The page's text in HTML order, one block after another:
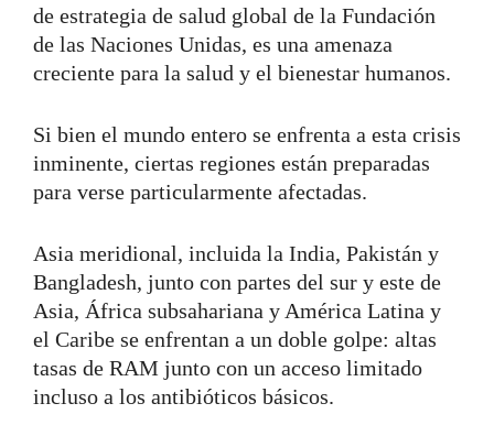
de estrategia de salud global de la Fundación
de las Naciones Unidas, es una amenaza
creciente para la salud y el bienestar humanos.
Si bien el mundo entero se enfrenta a esta crisis
inminente, ciertas regiones están preparadas
para verse particularmente afectadas.
Asia meridional, incluida la India, Pakistán y
Bangladesh, junto con partes del sur y este de
Asia, África subsahariana y América Latina y
el Caribe se enfrentan a un doble golpe: altas
tasas de RAM junto con un acceso limitado
incluso a los antibióticos básicos.